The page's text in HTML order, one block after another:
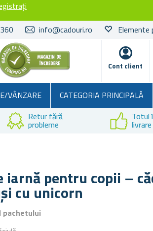
info@cadouri.ro Elemente
Cont client
VÂNZARE CATEGORIA PRINCIPALĂ
Retur fără
probleme
Totul
iarnă pentru copii –
cu unicorn
pachetului